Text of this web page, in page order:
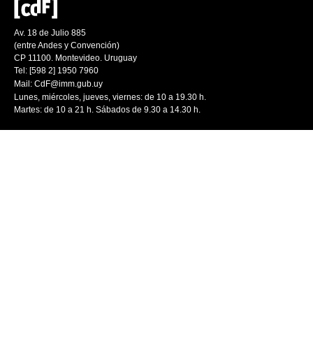
Av. 18 de Julio 885
(entre Andes y Convención)
CP 11100. Montevideo. Uruguay
Tel: [598 2] 1950 7960
Mail: CdF@imm.gub.uy
Lunes, miércoles, jueves, viernes: de 10 a 19.30 h.
Martes: de 10 a 21 h. Sábados de 9.30 a 14.30 h.